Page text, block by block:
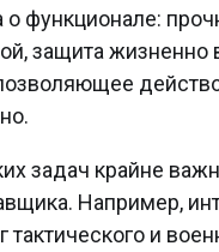
о функционале:
защита жизненно
задач крайне
Например,
тактического и